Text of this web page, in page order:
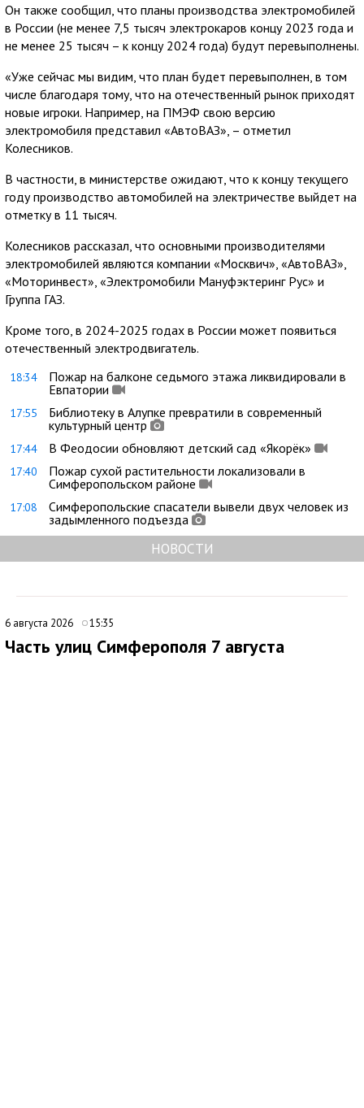
Он также сообщил, что планы производства электромобилей
в России (не менее 7,5 тысяч электрокаров концу 2023 года и
не менее 25 тысяч – к концу 2024 года) будут перевыполнены.
«Уже сейчас мы видим, что план будет перевыполнен, в том
числе благодаря тому, что на отечественный рынок приходят
новые игроки. Например, на ПМЭФ свою версию
электромобиля представил «АвтоВАЗ», – отметил
Колесников.
В частности, в министерстве ожидают, что к концу текущего
году производство автомобилей на электричестве выйдет на
отметку в 11 тысяч.
Колесников рассказал, что основными производителями
электромобилей являются компании «Москвич», «АвтоВАЗ»,
«Моторинвест», «Электромобили Мануфэктеринг Рус» и
Группа ГАЗ.
Кроме того, в 2024-2025 годах в России может появиться
отечественный электродвигатель.
18:34
Пожар на балконе седьмого этажа ликвидировали в
Евпатории
17:55
Библиотеку в Алупке превратили в современный
культурный центр
17:44 В Феодосии обновляют детский сад «Якорёк»
17:40
Пожар сухой растительности локализовали в
Симферопольском районе
17:08
Симферопольские спасатели вывели двух человек из
задымленного подъезда
НОВОСТИ
6 августа 2026 15:35
Часть улиц Симферополя 7 августа